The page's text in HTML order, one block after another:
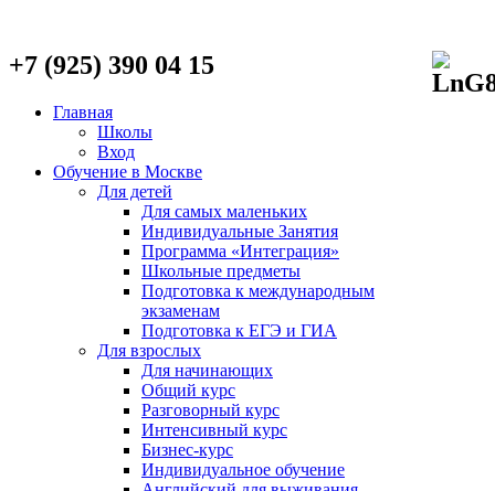
+7 (925) 390 04 15
Главная
Школы
Вход
Обучение в Москве
Для детей
Для самых маленьких
Индивидуальные Занятия
Программа «Интеграция»
Школьные предметы
Подготовка к международным
экзаменам
Подготовка к ЕГЭ и ГИА
Для взрослых
Для начинающих
Общий курс
Разговорный курс
Интенсивный курс
Бизнес-курс
Индивидуальное обучение